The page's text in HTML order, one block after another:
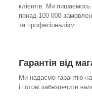
клієнтів. Ми
понад 100 000
та професіоналізм.
Гарантія від
Ми надаємо гарантію
і готові забезпечити